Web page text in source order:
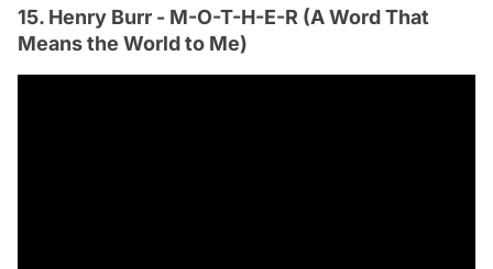
15. Henry Burr - M-O-T-H-E-R (A Word That
Means the World to Me)